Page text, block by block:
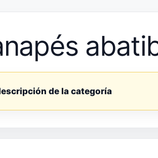
de la categoría